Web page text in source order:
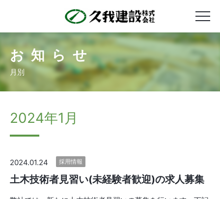
お知らせ
月別
2024年1月
2024.01.24 採用情報
土木技術者見習い(未経験者歓迎)の求人募集